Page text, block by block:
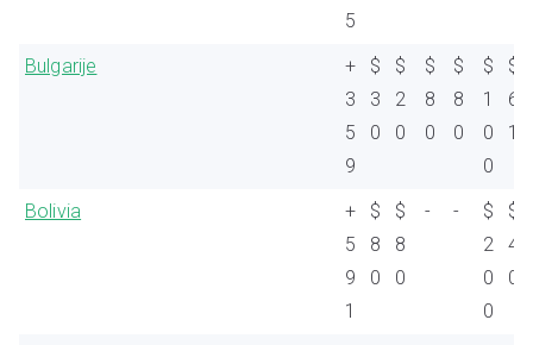
5
Bulgarije
+
3
5
9
$
3
0
$
2
0
$
8
0
$
8
0
$
1
0
0
$
6
1
Bolivia
+
5
9
1
$
8
0
$
8
0
- -
$
2
0
0
$
4
0